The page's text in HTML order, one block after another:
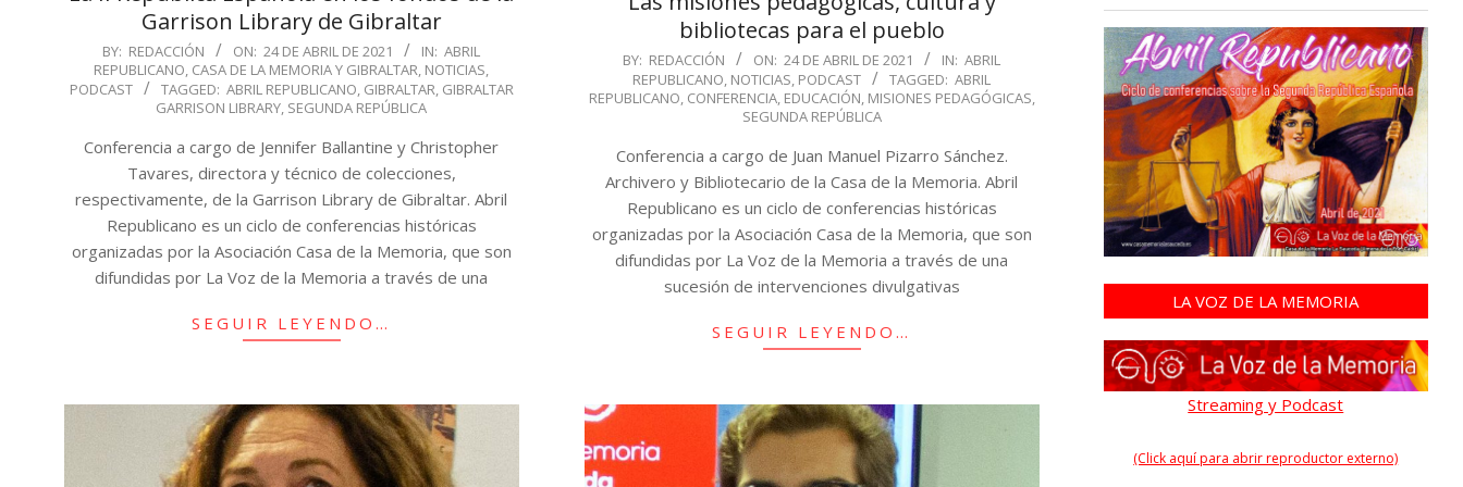
Garrison Library de Gibraltar
2021-
24
BY: REDACCIÓN ON: 24 DE ABRIL DE 2021 IN: ABRIL
REPUBLICANO, CASA DE LA MEMORIA Y GIBRALTAR, NOTICIAS,
PODCAST
TAGGED: ABRIL REPUBLICANO, GIBRALTAR, GIBRALTAR
GARRISON LIBRARY, SEGUNDA REPÚBLICA
Conferencia a cargo de Jennifer Ballantine y Christopher
Tavares, directora y técnico de colecciones,
respectivamente, de la Garrison Library de Gibraltar. Abril
Republicano es un ciclo de conferencias históricas
organizadas por la Asociación Casa de la Memoria, que son
difundidas por La Voz de la Memoria a través de una
SEGUIR LEYENDO…
bibliotecas para el pueblo
2021-
24
BY: REDACCIÓN ON: 24 DE ABRIL DE 2021 IN: ABRIL
REPUBLICANO NOTICIAS PODCAST TAGGED: ABRIL
REPUBLICANO CONFERENCIA, EDUCACIÓN MISIONES PEDAGÓGICAS
SEGUNDA REPÚBLICA
Conferencia a cargo de Juan Manuel Pizarro Sánchez.
Archivero y Bibliotecario de la Casa de la Memoria. Abril
Republicano es un ciclo de conferencias históricas
organizadas por la Asociación Casa de la Memoria, que son
difundidas por La Voz de la Memoria a través de una
sucesión de intervenciones divulgativas
SEGUIR LEYENDO…
LA VOZ DE LA MEMORIA
Streaming y Podcast
(Click aquí para abrir reproductor externo)